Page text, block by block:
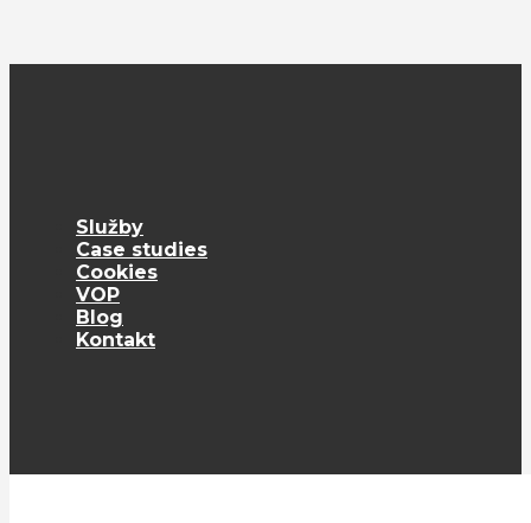
Služby
Case studies
Cookies
VOP
Blog
Kontakt